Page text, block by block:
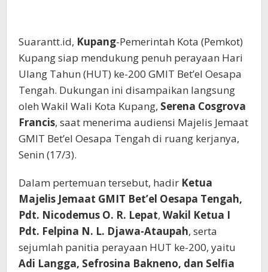
Suarantt.id, Kupang-Pemerintah Kota (Pemkot)
Kupang siap mendukung penuh perayaan Hari
Ulang Tahun (HUT) ke-200 GMIT Bet’el Oesapa
Tengah. Dukungan ini disampaikan langsung
oleh Wakil Wali Kota Kupang, Serena Cosgrova
Francis, saat menerima audiensi Majelis Jemaat
GMIT Bet’el Oesapa Tengah di ruang kerjanya,
Senin (17/3).
Dalam pertemuan tersebut, hadir Ketua
Majelis Jemaat GMIT Bet’el Oesapa Tengah,
Pdt. Nicodemus O. R. Lepat, Wakil Ketua I
Pdt. Felpina N. L. Djawa-Ataupah, serta
sejumlah panitia perayaan HUT ke-200, yaitu
Adi Langga, Sefrosina Bakneno, dan Selfia